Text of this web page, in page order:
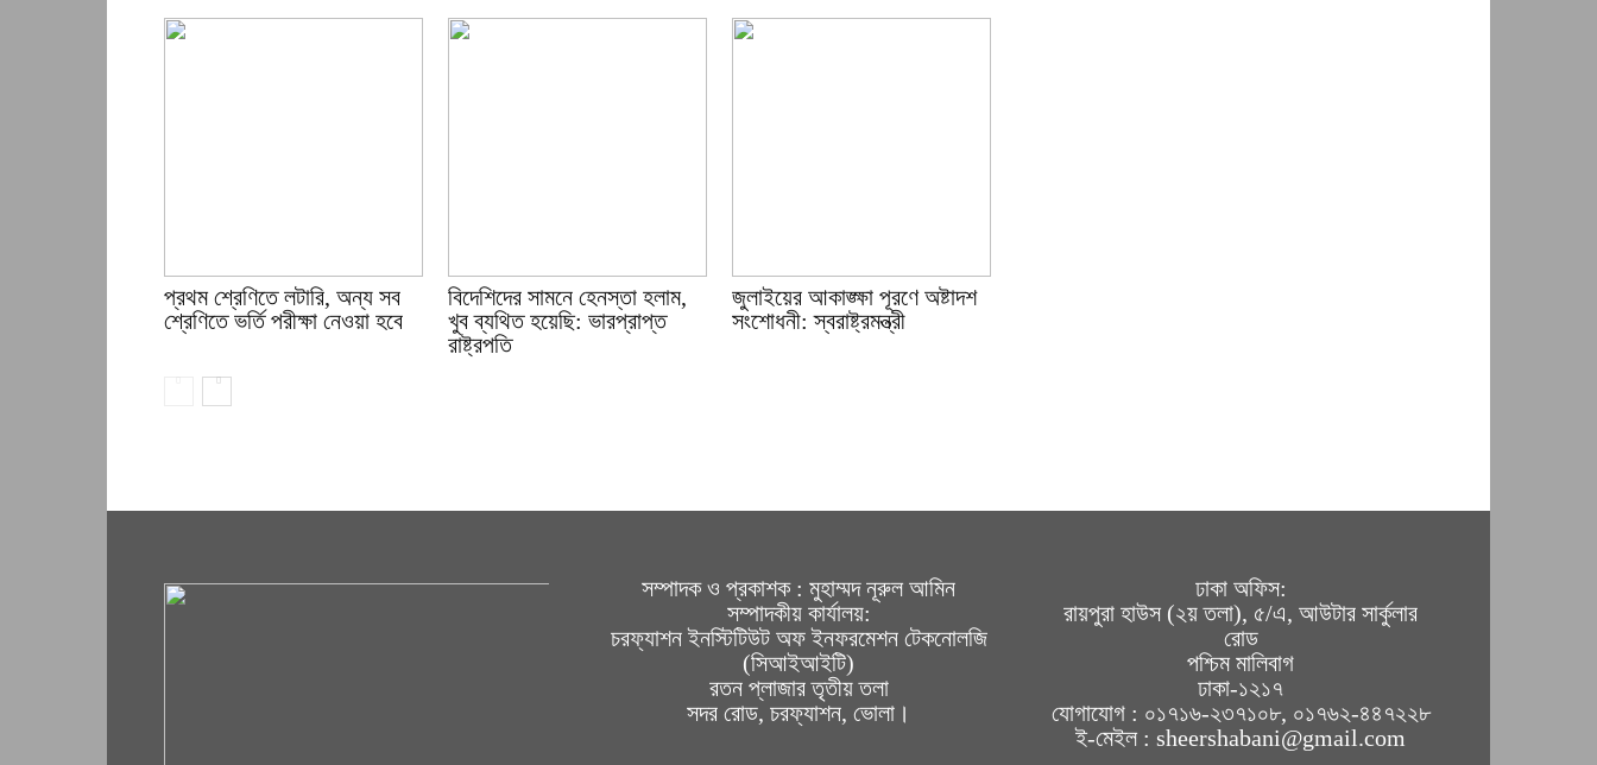
প্রথম শ্রেণিতে লটারি, অন্য সব
শ্রেণিতে ভর্তি পরীক্ষা নেওয়া হবে
বিদেশিদের সামনে হেনস্তা হলাম,
খুব ব্যথিত হয়েছি: ভারপ্রাপ্ত
রাষ্ট্রপতি
জুলাইয়ের আকাঙ্ক্ষা পূরণে অষ্টাদশ
সংশোধনী: স্বরাষ্ট্রমন্ত্রী
সম্পাদক ও প্রকাশক : মুহাম্মদ নূরুল আমিন
সম্পাদকীয় কার্যালয়:
চরফ্যাশন ইনস্টিটিউট অফ ইনফরমেশন টেকনোলজি
(সিআইআইটি)
রতন প্লাজার তৃতীয় তলা
সদর রোড, চরফ্যাশন, ভোলা।
ঢাকা অফিস:
রায়পুরা হাউস (২য় তলা), ৫/এ, আউটার সার্কুলার
রোড
পশ্চিম মালিবাগ
ঢাকা-১২১৭
যোগাযোগ : ০১৭১৬-২৩৭১০৮, ০১৭৬২-৪৪৭২২৮
ই-মেইল : sheershabani@gmail.com